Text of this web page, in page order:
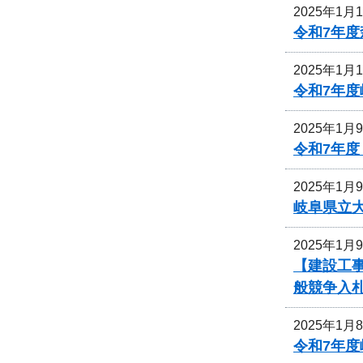
2025年1月
令和7年
2025年1月
令和7年
2025年1月
令和7年
2025年1月
岐阜県立
2025年1月
【建設
般競争入
2025年1月
令和7年